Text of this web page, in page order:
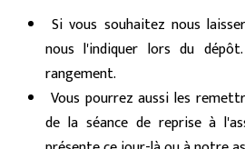
Si vous souhaitez nous
nous l'indiquer lors du
rangement.
Vous pourrez aussi les
de la séance de reprise à